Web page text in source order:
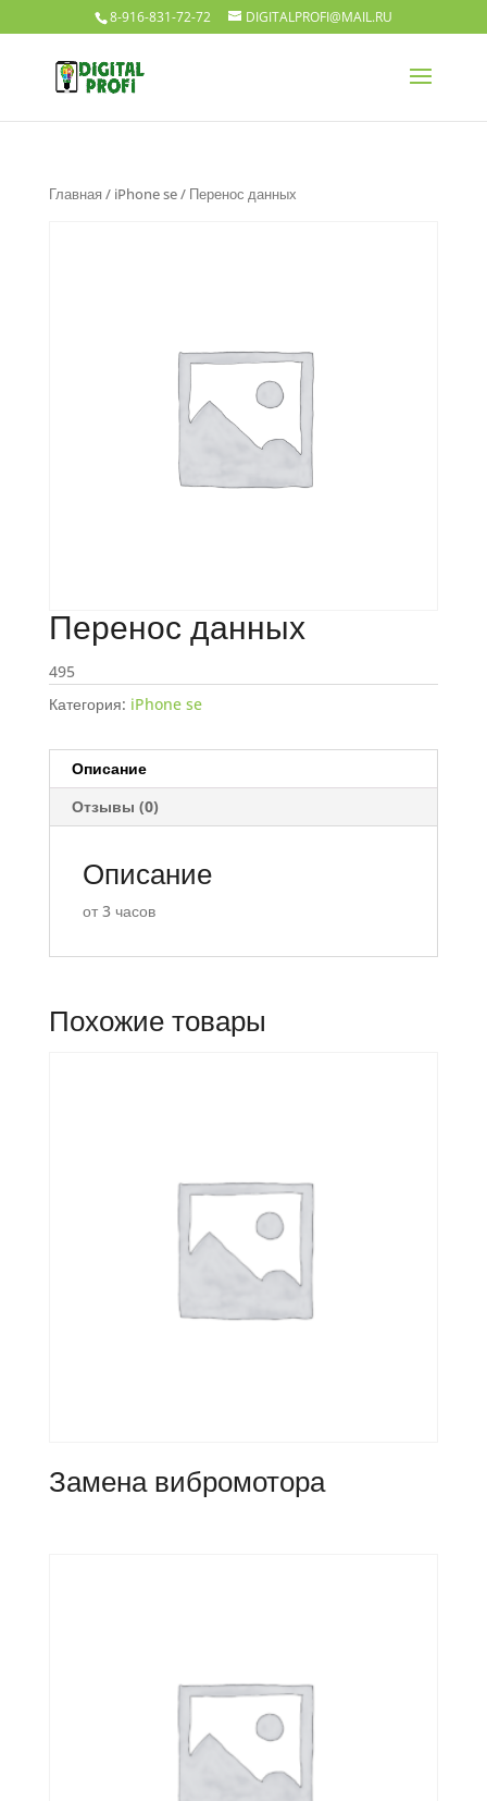
8-916-831-72-72 DIGITALPROFI@MAIL.RU
Главная / iPhone se/ Перенос данных
Перенос данных
495
Категория: iPhone se
Описание
Отзывы (0)
Описание
от 3 часов
Похожие товары
Замена вибромотора